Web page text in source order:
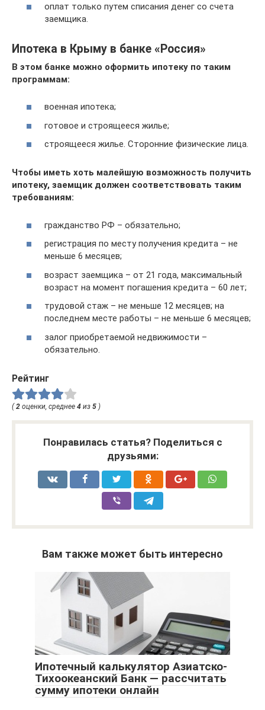
оплат только путем списания денег со счета
заемщика.
Ипотека в Крыму в банке «Россия»
В этом банке можно оформить ипотеку по таким
программам:
военная ипотека;
готовое и строящееся жилье;
строящееся жилье. Сторонние физические лица.
Чтобы иметь хоть малейшую возможность получить
ипотеку, заемщик должен соответствовать таким
требованиям:
гражданство РФ – обязательно;
регистрация по месту получения кредита – не
меньше 6 месяцев;
возраст заемщика – от 21 года, максимальный
возраст на момент погашения кредита – 60 лет;
трудовой стаж – не меньше 12 месяцев; на
последнем месте работы – не меньше 6 месяцев;
залог приобретаемой недвижимости –
обязательно.
Рейтинг
(2 оценки, среднее 4 из 5 )
Понравилась статья? Поделиться с
друзьями:
Вам также может быть интересно
Ипотечный калькулятор Азиатско-
Тихоокеанский Банк — рассчитать
сумму ипотеки онлайн